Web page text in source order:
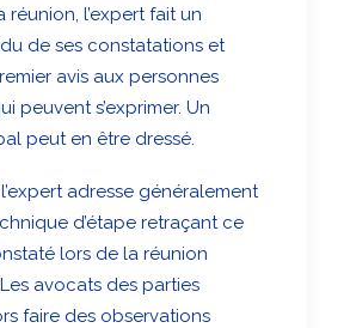
réunion, l’expert fait un
de ses constatations et
avis aux personnes
peuvent s’exprimer. Un
peut en être dressé.
adresse généralement
d’étape retraçant ce
lors de la réunion
Les avocats des parties
faire des observations